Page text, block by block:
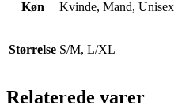
Køn Kvinde, Mand, Unisex
Størrelse S/M, L/XL
Relaterede varer